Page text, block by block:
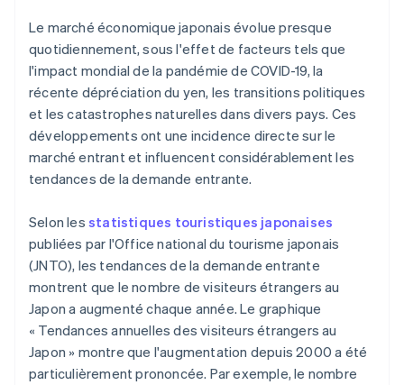
Le marché économique japonais évolue presque
quotidiennement, sous l'effet de facteurs tels que
l'impact mondial de la pandémie de COVID-19, la
récente dépréciation du yen, les transitions politiques
et les catastrophes naturelles dans divers pays. Ces
développements ont une incidence directe sur le
marché entrant et influencent considérablement les
tendances de la demande entrante.
Selon les statistiques touristiques japonaises
publiées par l'Office national du tourisme japonais
(JNTO), les tendances de la demande entrante
montrent que le nombre de visiteurs étrangers au
Japon a augmenté chaque année. Le graphique
« Tendances annuelles des visiteurs étrangers au
Japon » montre que l'augmentation depuis 2000 a été
particulièrement prononcée. Par exemple, le nombre